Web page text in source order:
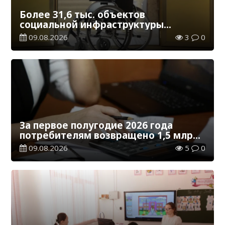
Более 31,6 тыс. объектов
социальной инфраструктуры
адаптированы для лиц с
инвалидностью
09.08.2026 3 0
За первое полугодие 2026 года
потребителям возвращено 1,5 млрд
тенге
09.08.2026 5 0